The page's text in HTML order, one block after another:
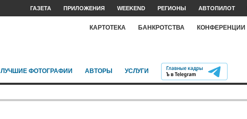
ГАЗЕТА ПРИЛОЖЕНИЯ WEEKEND РЕГИОНЫ АВТОПИЛОТ
КАРТОТЕКА БАНКРОТСТВА КОНФЕРЕНЦИИ
ЛУЧШИЕ ФОТОГРАФИИ АВТОРЫ УСЛУГИ